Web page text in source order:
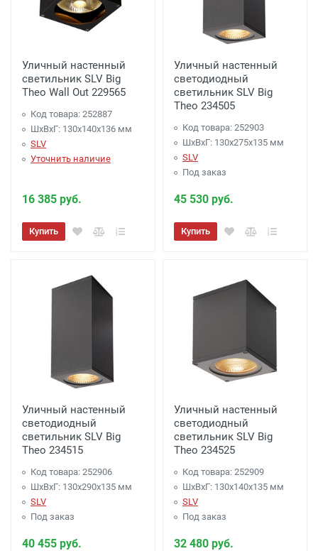
менее 7000 рублей. -
Доставка до терминала Транспортной
Компании- (для Регионов)Подробнее
Уличный настенный
светильник SLV Big
Theo Wall Out 229565
Код товара: 252887
ШхВхГ: 130x140x136 мм
SLV
Уточнить наличие
16 385 руб.
Купить
Уличный настенный
светодиодный
светильник SLV Big
Theo 234505
Код товара: 252903
ШхВхГ: 130x275x135 мм
SLV
Под заказ
45 530 руб.
Купить
Уличный настенный
светодиодный
светильник SLV Big
Theo 234515
Код товара: 252906
ШхВхГ: 130x290x135 мм
SLV
Под заказ
40 455 руб.
Уличный настенный
светодиодный
светильник SLV Big
Theo 234525
Код товара: 252909
ШхВхГ: 130x140x135 мм
SLV
Под заказ
32 480 руб.